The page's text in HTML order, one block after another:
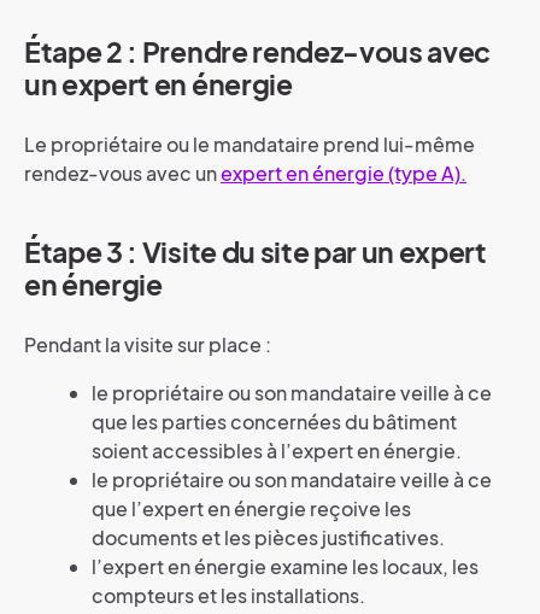
Étape 2 : Prendre rendez-vous avec
un expert en énergie
Le propriétaire ou le mandataire prend lui-même
rendez-vous avec unexpert en énergie (type A).
Étape 3 : Visite du site par un expert
en énergie
Pendant la visite sur place :
le propriétaire ou son mandataire veille à ce
que les parties concernées du bâtiment
soient accessibles à l’expert en énergie.
le propriétaire ou son mandataire veille à ce
que l’expert en énergie reçoive les
documents et les pièces justificatives.
l’expert en énergie examine les locaux, les
compteurs et les installations.